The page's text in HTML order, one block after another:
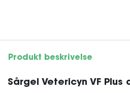
Produkt beskrivelse
Sårgel Vetericyn VF Plus